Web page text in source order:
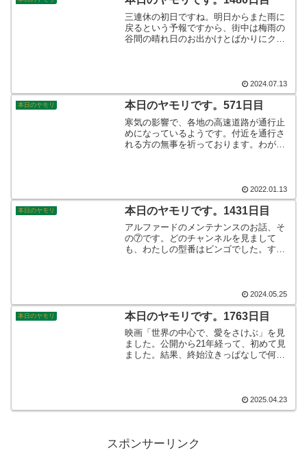
三連休の初日ですね。明日からまた雨に
戻るという予報ですから、街中は梅雨の
谷間の晴れ日のお出かけとばかりにクル
し。。。脱皮中のけもりさんをご覧くだ
さい♪そんなこんなで、本日のヤモリで
す。
2024.07.13
本日のヤモリ 本日のヤモリです。571日目
寒気の影響で、各地の高速道路が通行止
めになっているようです。付近を通行さ
れる方の無事を祈っております。わが家
なりますか！そんなこんなで、本日のヤ
モリです。
2022.01.13
本日のヤモリ 本日のヤモリです。1431日目
アルファードのメンテナンスのお話、そ
の⑦です。どのチャンネルを見まして
も、わたしの型番はビンゴでした。すぐ
ぎていたのでした。そんなこんなで、本
日のヤモリです。
2024.05.25
本日のヤモリ 本日のヤモリです。1763日目
映画「世界の中心で、愛をさけぶ」を見
ました。公開から21年経って、初めて見
ました。結果、終始泣きっぱなしで何と
てるんですよ。すっかりやられてしまい
ました。そんなこんなで、本日のヤモリ
2025.04.23
スポンサーリンク